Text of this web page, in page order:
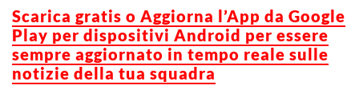
Scarica gratis o Aggiorna l’App da Google
Play per dispositivi Android per essere
sempre aggiornato in tempo reale sulle
notizie della tua squadra